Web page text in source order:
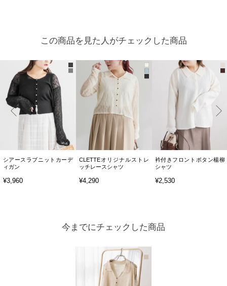
この商品を見た人がチェックした商品
シアースラブニットカーデ
ィガン
¥3,960
CLETTEオリジナルストレ
ッチレースシャツ
¥4,290
衿付きフロントボタン楊柳
シャツ
¥2,530
今までにチェックした商品